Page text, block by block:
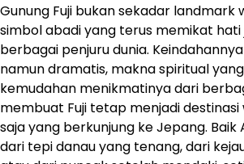
Gunung Fuji bukan sekadar landmark
simbol abadi yang terus memikat
berbagai penjuru dunia.
namun dramatis, makna spiritual
kemudahan menikmatinya dari
membuat Fuji tetap menjadi destinasi
saja yang berkunjung ke Jepang.
dari tepi danau yang tenang, dari